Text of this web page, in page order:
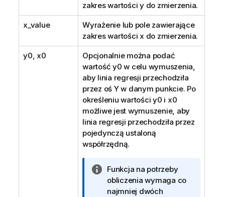
zakres wartości ydo zmierzenia.
x_value
Wyrażenie lub pole zawierające
zakres wartości x do zmierzenia.
y0, x0
Opcjonalnie można podać
wartość y0 w celu wymuszenia,
aby linia regresji przechodziła
przez oś Y w danym punkcie. Po
określeniu wartości y0 i x0
możliwe jest wymuszenie, aby
linia regresji przechodziła przez
pojedynczą ustaloną
współrzędną.
I
n
f
Funkcja na potrzeby
obliczenia wymaga co
najmniej dwóch